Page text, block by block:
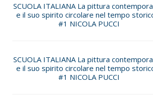
SCUOLA ITALIANA La pittura
e il suo spirito circolare nel tempo
#1 NICOLA PUCCI
SCUOLA ITALIANA La pittura
e il suo spirito circolare nel tempo
#1 NICOLA PUCCI